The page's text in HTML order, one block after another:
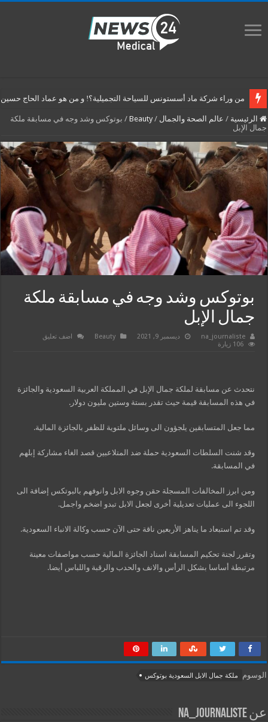
من وراء شركة ماد أسستونس للسياحة التجميلية؟! و من هو عماد الحاج حسين
الرئيسية / عالم الصحة والجمال /
Beauty
/ بوتوكس وشد وجه في مسابقة ملكة
جمال الإبل
بوتوكس وشد وجه في مسابقة ملكة
جمال الإبل
na_journaliste ديسمبر 9, 2021 Beauty
اضف تعليق
106 زيارة
نتحدث عن مسابقة لملكة جمال الإبل في المملكة العربية السعودية والجائزة
في هذه المسابقة قيمة حيث تقدر بستة وستين مليون دولار.
مما جعل المتسابقين يلجؤون الى وسائل ملتوية للظفر بالجائزة المالية.
وقد شنت السلطات السعودية حملة ضد المتلاعبين قصد الغاء مشاركة إبلهم
في المسابقة.
ومن ابرز المخالفات المسجلة حقن وجوه الابل وانوفهم بالبوتكس إضافة الى
اللجوء الى عمليات تعديلية أخرى لجعل الابل تبدو اضخم واجمل.
وقد تم استبعاد ما يناهز الأربعين ناقة حتى الآن حسب وكالة الانباء السعودية.
وتقرر لجنة تحكيم المسابقة اسناد الجائزة المالية حسب مواصفات معينة
مرتبطة أساسا بشكل الرأس والانف والحدب والرقبة واللباس أيضا.
الوسوم ملكة جمال الابل السعودية بوتوكس
عن na_journaliste